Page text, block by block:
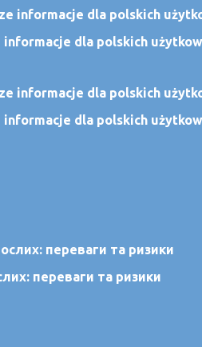
dla polskich
dla polskich
переваги та ризики